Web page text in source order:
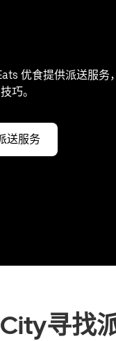
优食提供派送服务
巧。
送服务
寻找